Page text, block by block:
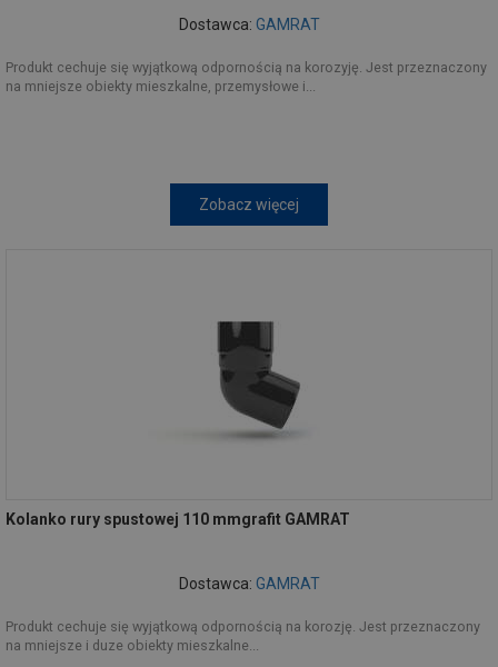
Dostawca: GAMRAT
Produkt cechuje się wyjątkową odpornością na korozyję. Jest przeznaczony
na mniejsze obiekty mieszkalne, przemysłowe i...
Zobacz więcej
Kolanko rury spustowej 110 mmgrafit GAMRAT
Dostawca: GAMRAT
Produkt cechuje się wyjątkową odpornością na korozję. Jest przeznaczony
na mniejsze i duze obiekty mieszkalne...